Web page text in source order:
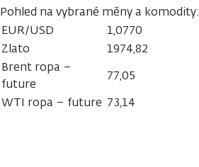
Pohled na vybrané měny a komodity:
EUR/USD
1,0770
Zlato
1974,82
Brent ropa –
future
77,05
WTI ropa – future 73,14